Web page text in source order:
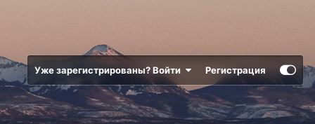
Уже зарегистрированы? Войти Регистрация